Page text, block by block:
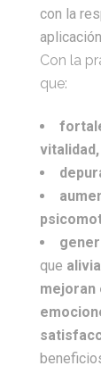
con la
Con la
que:
que
mejoran